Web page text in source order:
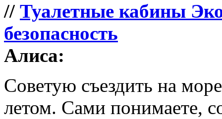
// Туалетные кабины
безопасность
Алиса:
Советую съездить на
летом. Сами понимаете,